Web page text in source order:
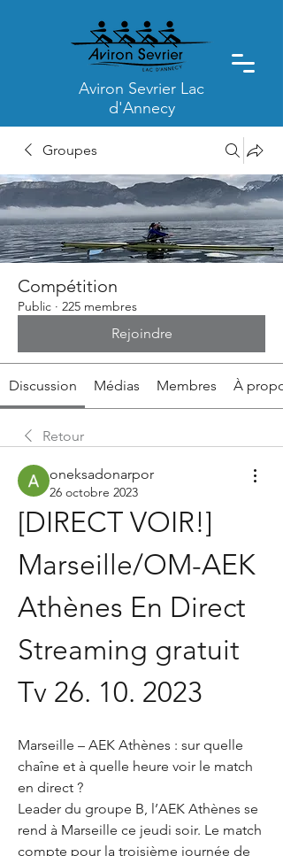
Aviron Sevrier Lac
d'Annecy
Groupes
Compétition
Public · 225 membres
Rejoindre
Discussion Médias Membres À
Retour
oneksadonarpor
26 octobre 2023
[DIRECT VOIR!]
Marseille/OM-AEK
Athènes En Direct
Streaming gratuit
Tv 26. 10. 2023
Marseille – AEK Athènes : sur quelle
chaîne et à quelle heure voir le match
en direct ?
Leader du groupe B, l’AEK Athènes se
rend à Marseille ce jeudi soir. Le match
compte pour la troisième journée de